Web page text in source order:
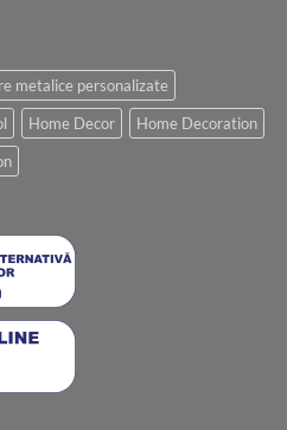
metalice personalizate
Home Decor
Home Decoration